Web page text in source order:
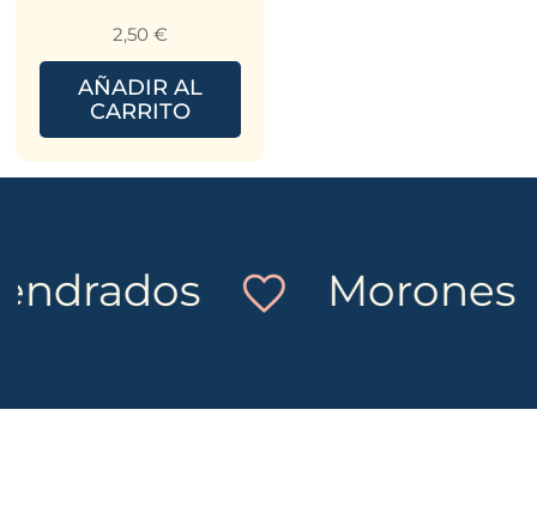
2,50 €
AÑADIR AL
CARRITO
Morones